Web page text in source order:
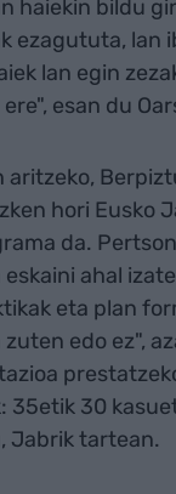
haiekin bildu
ezagututa, lan
lan egin
esan du
aritzeko,
hori Eusko
da.
ahal
eta plan
edo ez",
35etik 30
Jabrik tartean.